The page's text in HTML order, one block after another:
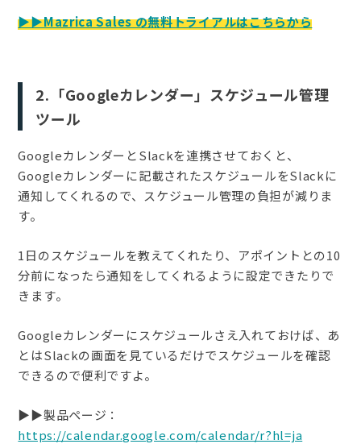
▶▶Mazrica Sales の無料トライアルはこちらから
2.「Googleカレンダー」スケジュール管理
ツール
GoogleカレンダーとSlackを連携させておくと、
Googleカレンダーに記載されたスケジュールをSlackに
通知してくれるので、スケジュール管理の負担が減りま
す。
1日のスケジュールを教えてくれたり、アポイントとの10
分前になったら通知をしてくれるように設定できたりで
きます。
Googleカレンダーにスケジュールさえ入れておけば、あ
とはSlackの画面を見ているだけでスケジュールを確認
できるので便利ですよ。
▶︎▶︎製品ページ：
https://calendar.google.com/calendar/r?hl=ja